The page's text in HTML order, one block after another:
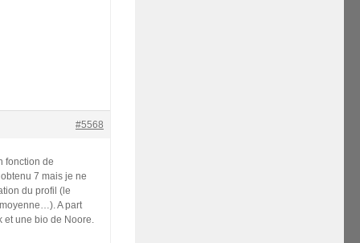
#5568
fonction de
7 mais je ne
du profil (le
A part
et une bio de Noore.